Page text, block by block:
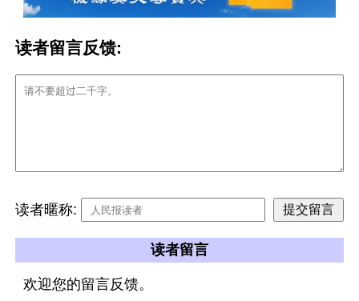
读者留言反馈:
读者暱称:
读者留言
欢迎您的留言反馈。